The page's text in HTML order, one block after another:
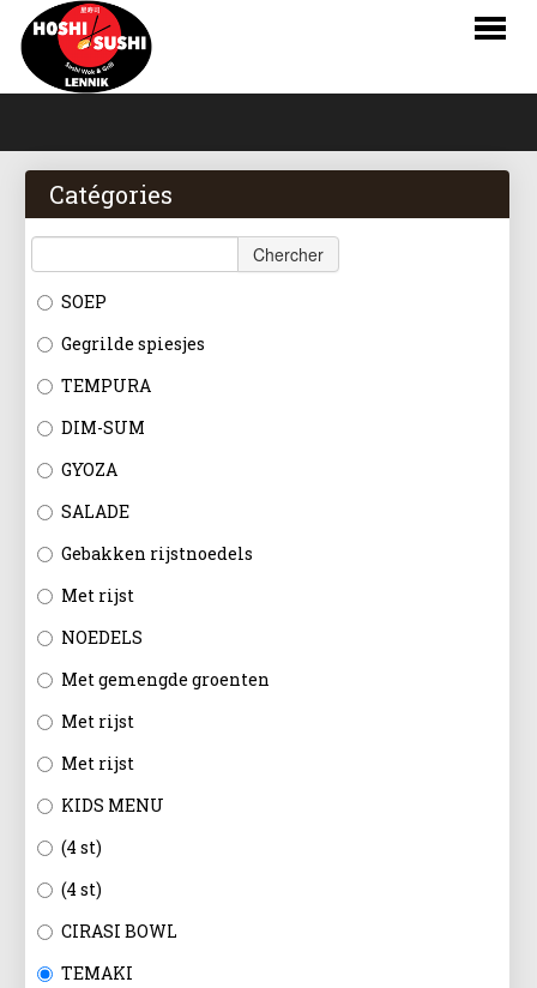
COMMANDER
MENU
RÉSERVATIONS
CONTACT
Catégories
Chercher
SOEP
Gegrilde spiesjes
TEMPURA
DIM-SUM
GYOZA
SALADE
Gebakken rijstnoedels
Met rijst
NOEDELS
Met gemengde groenten
Met rijst
Met rijst
KIDS MENU
(4 st)
(4 st)
CIRASI BOWL
TEMAKI